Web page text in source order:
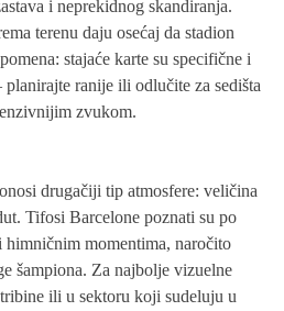
i neprekidnog skandiranja.
terenu daju osećaj da stadion
stajaće karte su specifične i
ranije ili odlučite za sedišta
zvukom.
drugačiji tip atmosfere: veličina
Tifosi Barcelone poznati su po
momentima, naročito
šampiona. Za najbolje vizuelne
ili u sektoru koji sudeluju u